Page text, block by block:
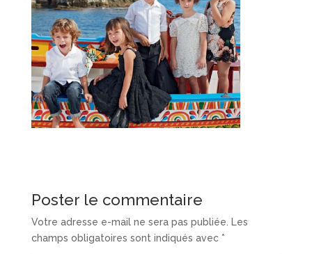
Poster le commentaire
Votre adresse e-mail ne sera pas publiée.
Les
champs obligatoires sont indiqués avec *